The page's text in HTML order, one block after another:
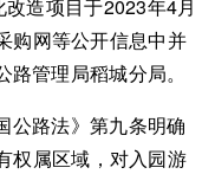
造项目于2023年4月
购网等公开信息中并
管理局稻城分局。
公路法》第九条明确
权属区域，对入园游